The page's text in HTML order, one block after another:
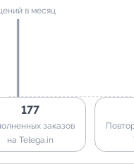
в месяц
177
заказов
на Telega.in